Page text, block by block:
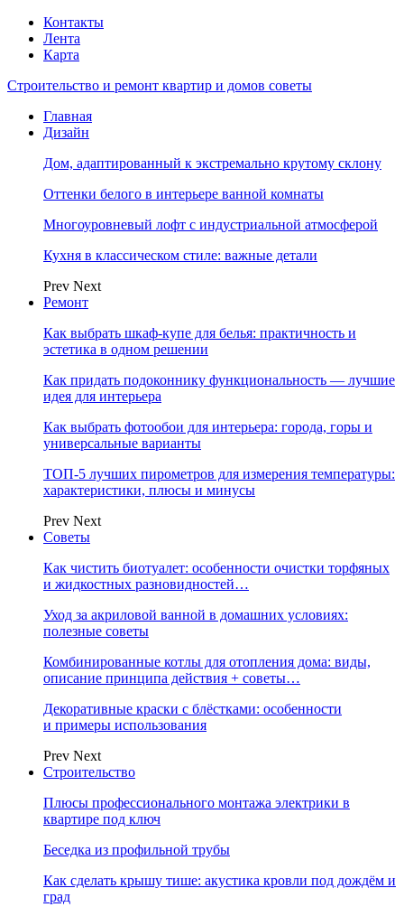
Контакты
Лента
Карта
Строительство и ремонт квартир и домов советы
Главная
Дизайн
Дом, адаптированный к экстремально крутому склону
Оттенки белого в интерьере ванной комнаты
Многоуровневый лофт с индустриальной атмосферой
Кухня в классическом стиле: важные детали
Prev Next
Ремонт
Как выбрать шкаф-купе для белья: практичность и
эстетика в одном решении
Как придать подоконнику функциональность — лучшие
идея для интерьера
Как выбрать фотообои для интерьера: города, горы и
универсальные варианты
ТОП-5 лучших пирометров для измерения температуры:
характеристики, плюсы и минусы
Prev Next
Советы
Как чистить биотуалет: особенности очистки торфяных
и жидкостных разновидностей…
Уход за акриловой ванной в домашних условиях:
полезные советы
Комбинированные котлы для отопления дома: виды,
описание принципа действия + советы…
Декоративные краски с блёстками: особенности
и примеры использования
Prev Next
Строительство
Плюсы профессионального монтажа электрики в
квартире под ключ
Беседка из профильной трубы
Как сделать крышу тише: акустика кровли под дождём и
град